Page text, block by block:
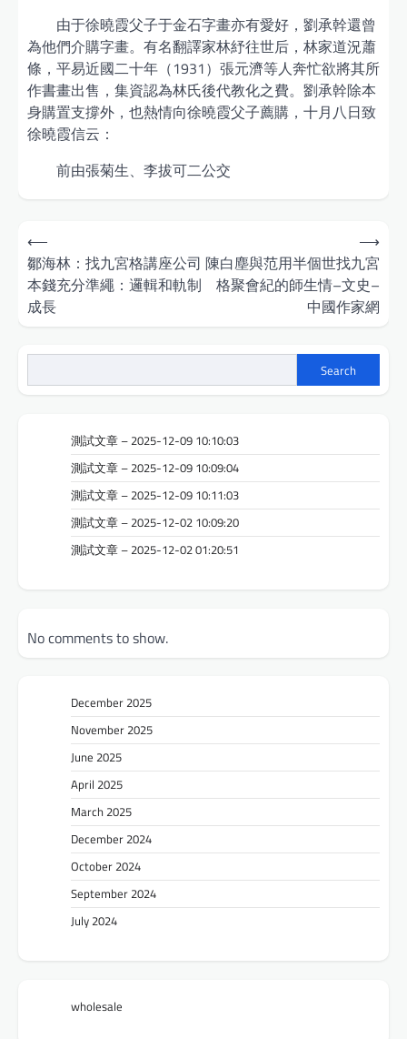
由于徐曉霞父子于金石字畫亦有愛好，劉承幹還曾
為他們介購字畫。有名翻譯家林紓往世后，林家道況蕭
條，平易近國二十年（1931）張元濟等人奔忙欲將其所
作書畫出售，集資認為林氏後代教化之費。劉承幹除本
身購置支撐外，也熱情向徐曉霞父子薦購，十月八日致
徐曉霞信云：
前由張菊生、李拔可二公交
Post
navigation
⟵
鄒海林：找九宮格講座公司
本錢充分準繩：邏輯和軌制
成長
陳白塵與范用半個世找九宮
格聚會紀的師生情–文史–
中國作家網
⟶
Search
測試文章 – 2025-12-09 10:10:03
測試文章 – 2025-12-09 10:09:04
測試文章 – 2025-12-09 10:11:03
測試文章 – 2025-12-02 10:09:20
測試文章 – 2025-12-02 01:20:51
No comments to show.
December 2025
November 2025
June 2025
April 2025
March 2025
December 2024
October 2024
September 2024
July 2024
wholesale